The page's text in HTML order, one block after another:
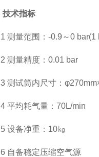
技术指标
1 测量范围：-0.9～0 bar(1
2 测量精度：0.01 bar
3 测试筒内尺寸：
4 平均耗气量：70L/min
5 设备净重：10㎏
6 自备稳定压缩空气源